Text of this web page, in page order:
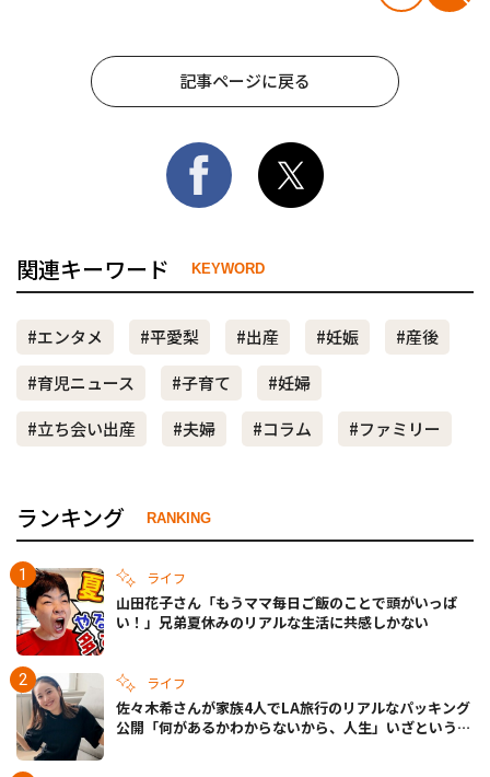
記事ページに戻る
関連キーワード KEYWORD
#エンタメ #平愛梨 #出産 #妊娠
#産後
#育児ニュース
#子育て
#妊婦
#立ち会い出産
#夫婦 #コラム #ファミリー
ランキング RANKING
ライフ
山田花子さん「もうママ毎日ご飯のことで頭がいっぱ
い！」兄弟夏休みのリアルな生活に共感しかない
ライフ
佐々木希さんが家族4人でLA旅行のリアルなパッキング
公開「何があるかわからないから、人生」いざというと